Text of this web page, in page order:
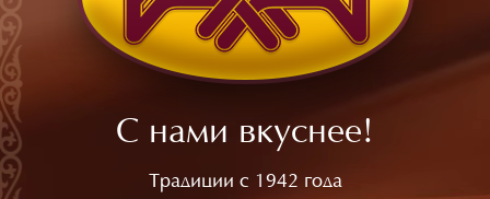
С нами вкуснее!
Традиции с 1942 года